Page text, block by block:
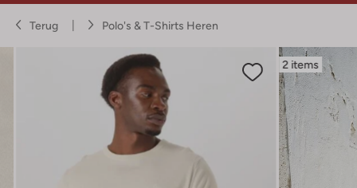
Terug Polo's & T-Shirts Heren
2 items